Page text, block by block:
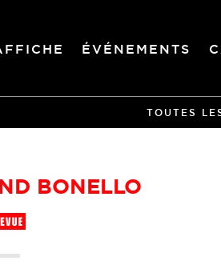
ÉVÉNEMENTS
TOUTES
BONELLO